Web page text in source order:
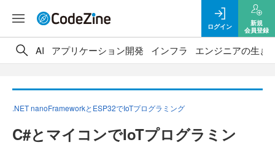
ログイン
新規
会員登録
AI アプリケーション開発 インフラ エンジニアの生き
.NET nanoFrameworkとESP32でIoTプログラミング
C#とマイコンでIoTプログラミン